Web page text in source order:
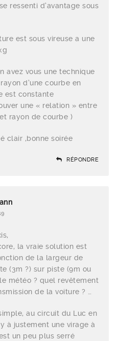
ressenti d’avantage sous
est sous vireuse a une
avez vous une technique
d’une courbe en
est constante
une « relation » entre
rayon de courbe )
clair ,bonne soirée
RÉPONDRE
la vraie solution est
de la largeur de
(3m ?) sur piste (9m ou
météo ? quel revêtement
de la voiture ? …
au circuit du Luc en
à justement une virage à
un peu plus serré